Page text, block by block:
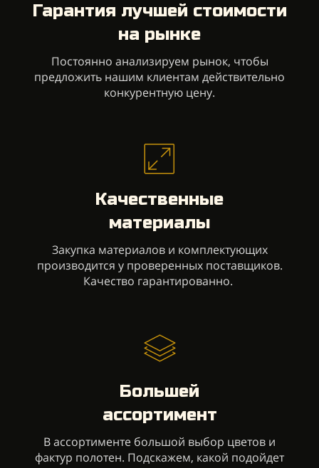
Гарантия лучшей стоимости
на рынке
Постоянно анализируем рынок, чтобы
предложить нашим клиентам действительно
конкурентную цену.
Качественные
материалы
Закупка материалов и комплектующих
производится у проверенных поставщиков.
Качество гарантированно.
Большей
ассортимент
В ассортименте большой выбор цветов и
фактур полотен. Подскажем, какой подойдет